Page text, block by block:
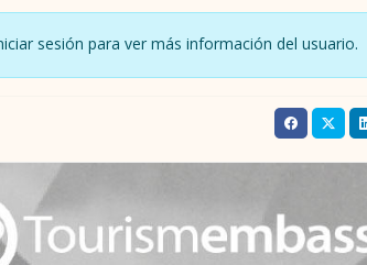
sesión para ver más información del usuario.